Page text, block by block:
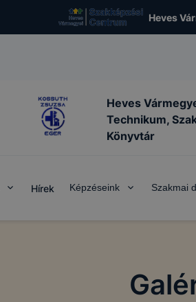
Heves
Heves
Technikum,
Könyvtár
Hírek Képzéseink Szakmai